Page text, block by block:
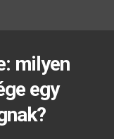
milyen
egy